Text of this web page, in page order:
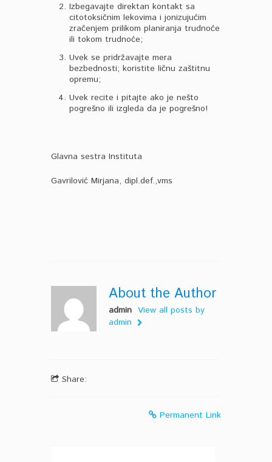
Izbegavajte direktan kontakt sa
citotoksičnim lekovima i jonizujućim
zračenjem prilikom planiranja trudnoće
ili tokom trudnoće;
Uvek se pridržavajte mera
bezbednosti; koristite ličnu zaštitnu
opremu;
Uvek recite i pitajte ako je nešto
pogrešno ili izgleda da je pogrešno!
Glavna sestra Instituta
Gavrilović Mirjana, dipl.def.,vms
About the Author
admin View all posts by
admin
Share:
Permanent Link